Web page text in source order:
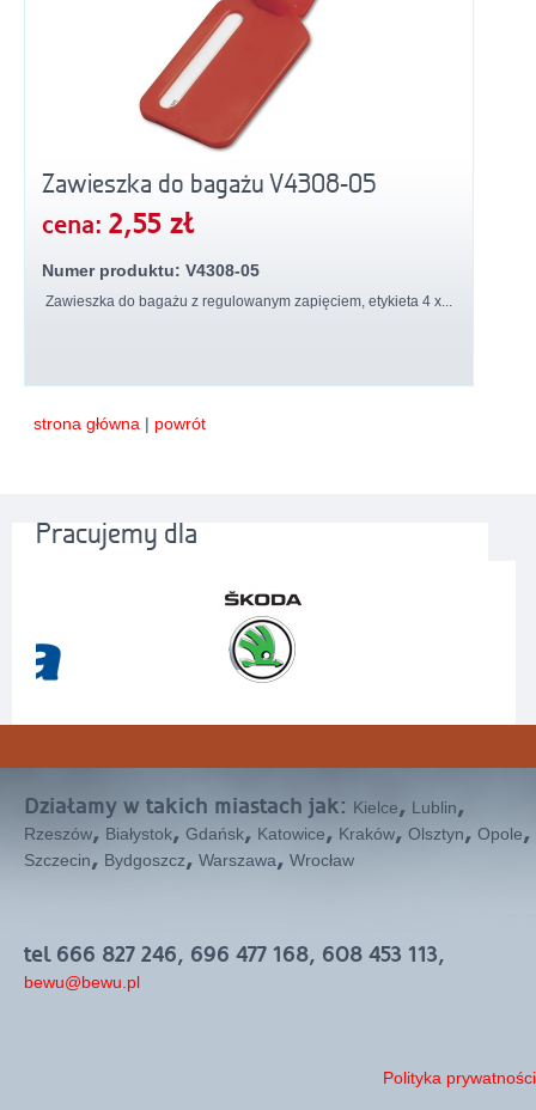
Zawieszka do bagażu V4308-05
cena: 2,55 zł
Numer produktu: V4308-05
Zawieszka do bagażu z regulowanym zapięciem, etykieta 4 x...
strona główna | powrót
Pracujemy dla
Działamy w takich miastach jak: Kielce, Lublin,
Rzeszów, Białystok, Gdańsk, Katowice, Kraków, Olsztyn, Opole,
Szczecin, Bydgoszcz, Warszawa, Wrocław
tel 666 827 246, 696 477 168, 608 453 113,
bewu@bewu.pl
Polityka prywatności